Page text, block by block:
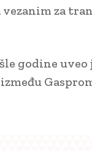
za
godine